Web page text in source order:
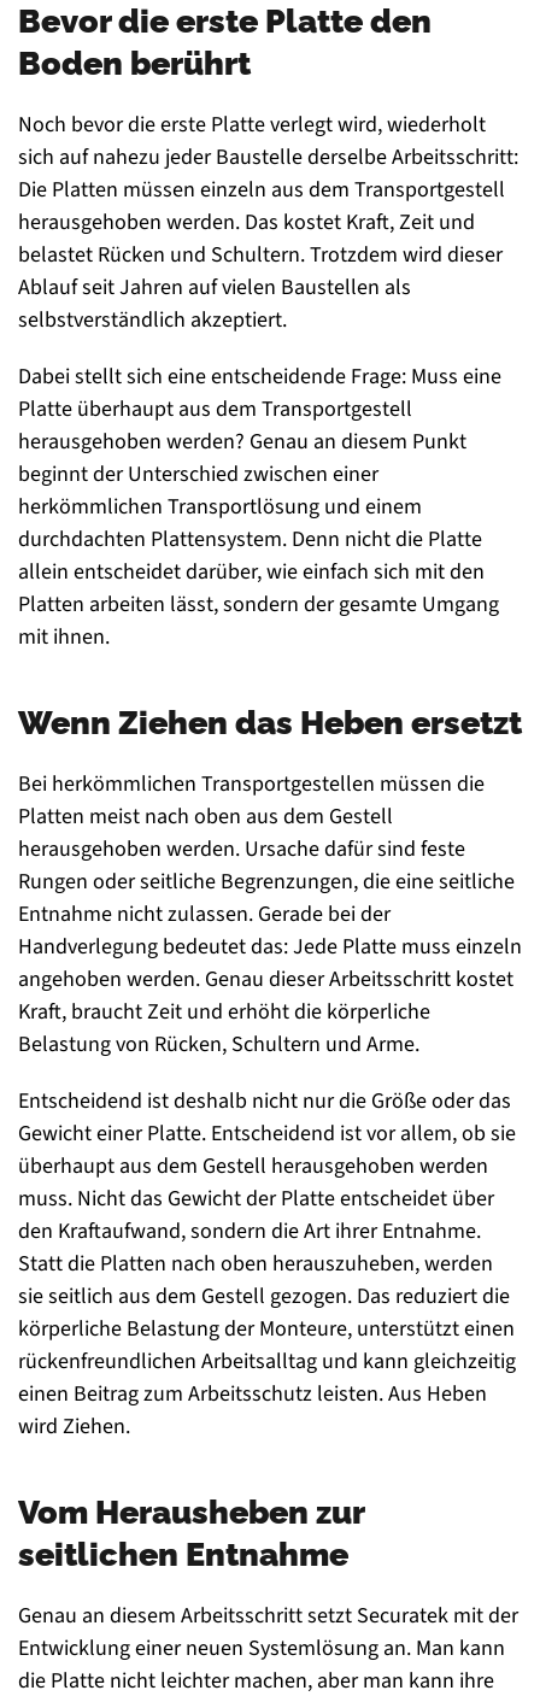
Bevor die erste Platte den
Boden berührt
Noch bevor die erste Platte verlegt wird, wiederholt
sich auf nahezu jeder Baustelle derselbe Arbeitsschritt:
Die Platten müssen einzeln aus dem Transportgestell
herausgehoben werden. Das kostet Kraft, Zeit und
belastet Rücken und Schultern. Trotzdem wird dieser
Ablauf seit Jahren auf vielen Baustellen als
selbstverständlich akzeptiert.
Dabei stellt sich eine entscheidende Frage: Muss eine
Platte überhaupt aus dem Transportgestell
herausgehoben werden? Genau an diesem Punkt
beginnt der Unterschied zwischen einer
herkömmlichen Transportlösung und einem
durchdachten Plattensystem. Denn nicht die Platte
allein entscheidet darüber, wie einfach sich mit den
Platten arbeiten lässt, sondern der gesamte Umgang
mit ihnen.
Wenn Ziehen das Heben ersetzt
Bei herkömmlichen Transportgestellen müssen die
Platten meist nach oben aus dem Gestell
herausgehoben werden. Ursache dafür sind feste
Rungen oder seitliche Begrenzungen, die eine seitliche
Entnahme nicht zulassen. Gerade bei der
Handverlegung bedeutet das: Jede Platte muss einzeln
angehoben werden. Genau dieser Arbeitsschritt kostet
Kraft, braucht Zeit und erhöht die körperliche
Belastung von Rücken, Schultern und Arme.
Entscheidend ist deshalb nicht nur die Größe oder das
Gewicht einer Platte. Entscheidend ist vor allem, ob sie
überhaupt aus dem Gestell herausgehoben werden
muss. Nicht das Gewicht der Platte entscheidet über
den Kraftaufwand, sondern die Art ihrer Entnahme.
Statt die Platten nach oben herauszuheben, werden
sie seitlich aus dem Gestell gezogen. Das reduziert die
körperliche Belastung der Monteure, unterstützt einen
rückenfreundlichen Arbeitsalltag und kann gleichzeitig
einen Beitrag zum Arbeitsschutz leisten. Aus Heben
wird Ziehen.
Vom Herausheben zur
seitlichen Entnahme
Genau an diesem Arbeitsschritt setzt Securatek mit der
Entwicklung einer neuen Systemlösung an. Man kann
die Platte nicht leichter machen, aber man kann ihre